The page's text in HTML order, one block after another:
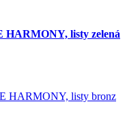
HARMONY, listy zelená